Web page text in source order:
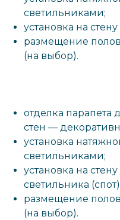
светильниками;
установка на стену
размещение
(на выбор).
отделка парапета
стен —
установка
светильниками;
установка на
светильника
размещение
(на выбор).